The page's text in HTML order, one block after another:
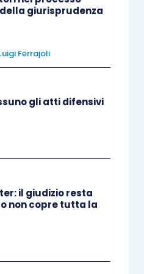
di registro, giustificato
più agevole e sicuro
si sono interrogati
la disciplina
chiedendosi se
su un avviso di
definitivo, in quanto non
in esame è stata risolta
giurisprudenza
Ferrajoli
gli atti difensivi
il giudizio resta
non copre tutta la